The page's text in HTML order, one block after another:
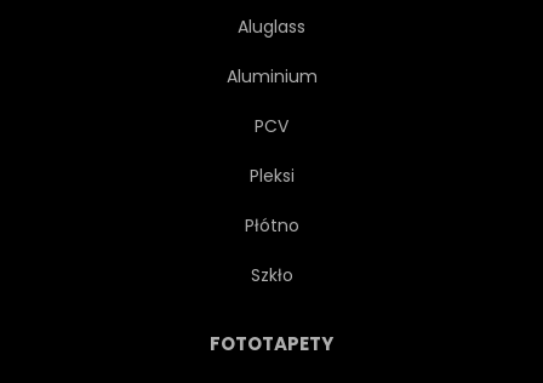
Aluglass
Aluminium
PCV
Pleksi
Płótno
Szkło
FOTOTAPETY